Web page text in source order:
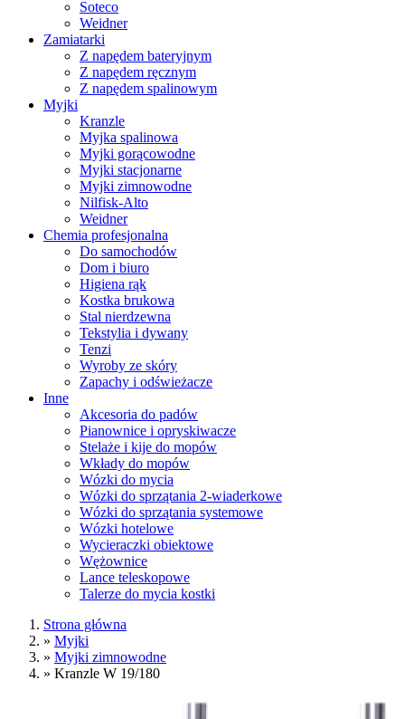
Soteco
Weidner
Zamiatarki
Z napędem bateryjnym
Z napędem ręcznym
Z napędem spalinowym
Myjki
Kranzle
Myjka spalinowa
Myjki gorącowodne
Myjki stacjonarne
Myjki zimnowodne
Nilfisk-Alto
Weidner
Chemia profesjonalna
Do samochodów
Dom i biuro
Higiena rąk
Kostka brukowa
Stal nierdzewna
Tekstylia i dywany
Tenzi
Wyroby ze skóry
Zapachy i odświeżacze
Inne
Akcesoria do padów
Pianownice i opryskiwacze
Stelaże i kije do mopów
Wkłady do mopów
Wózki do mycia
Wózki do sprzątania 2-wiaderkowe
Wózki do sprzątania systemowe
Wózki hotelowe
Wycieraczki obiektowe
Wężownice
Lance teleskopowe
Talerze do mycia kostki
Strona główna
» Myjki
» Myjki zimnowodne
» Kranzle W 19/180